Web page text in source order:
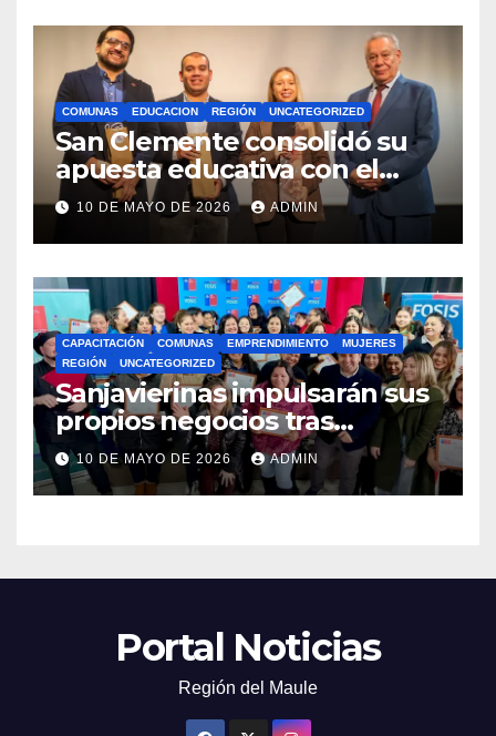
COMUNAS EDUCACION REGIÓN UNCATEGORIZED
San Clemente consolidó su
apuesta educativa con el
lanzamiento del
Preuniversitario Brotes 2026
10 DE MAYO DE 2026 ADMIN
CAPACITACIÓN COMUNAS EMPRENDIMIENTO
MUJERES
REGIÓN
UNCATEGORIZED
Sanjavierinas impulsarán sus
propios negocios tras
capacitarse junto al FOSIS
10 DE MAYO DE 2026 ADMIN
Portal Noticias
Región del Maule